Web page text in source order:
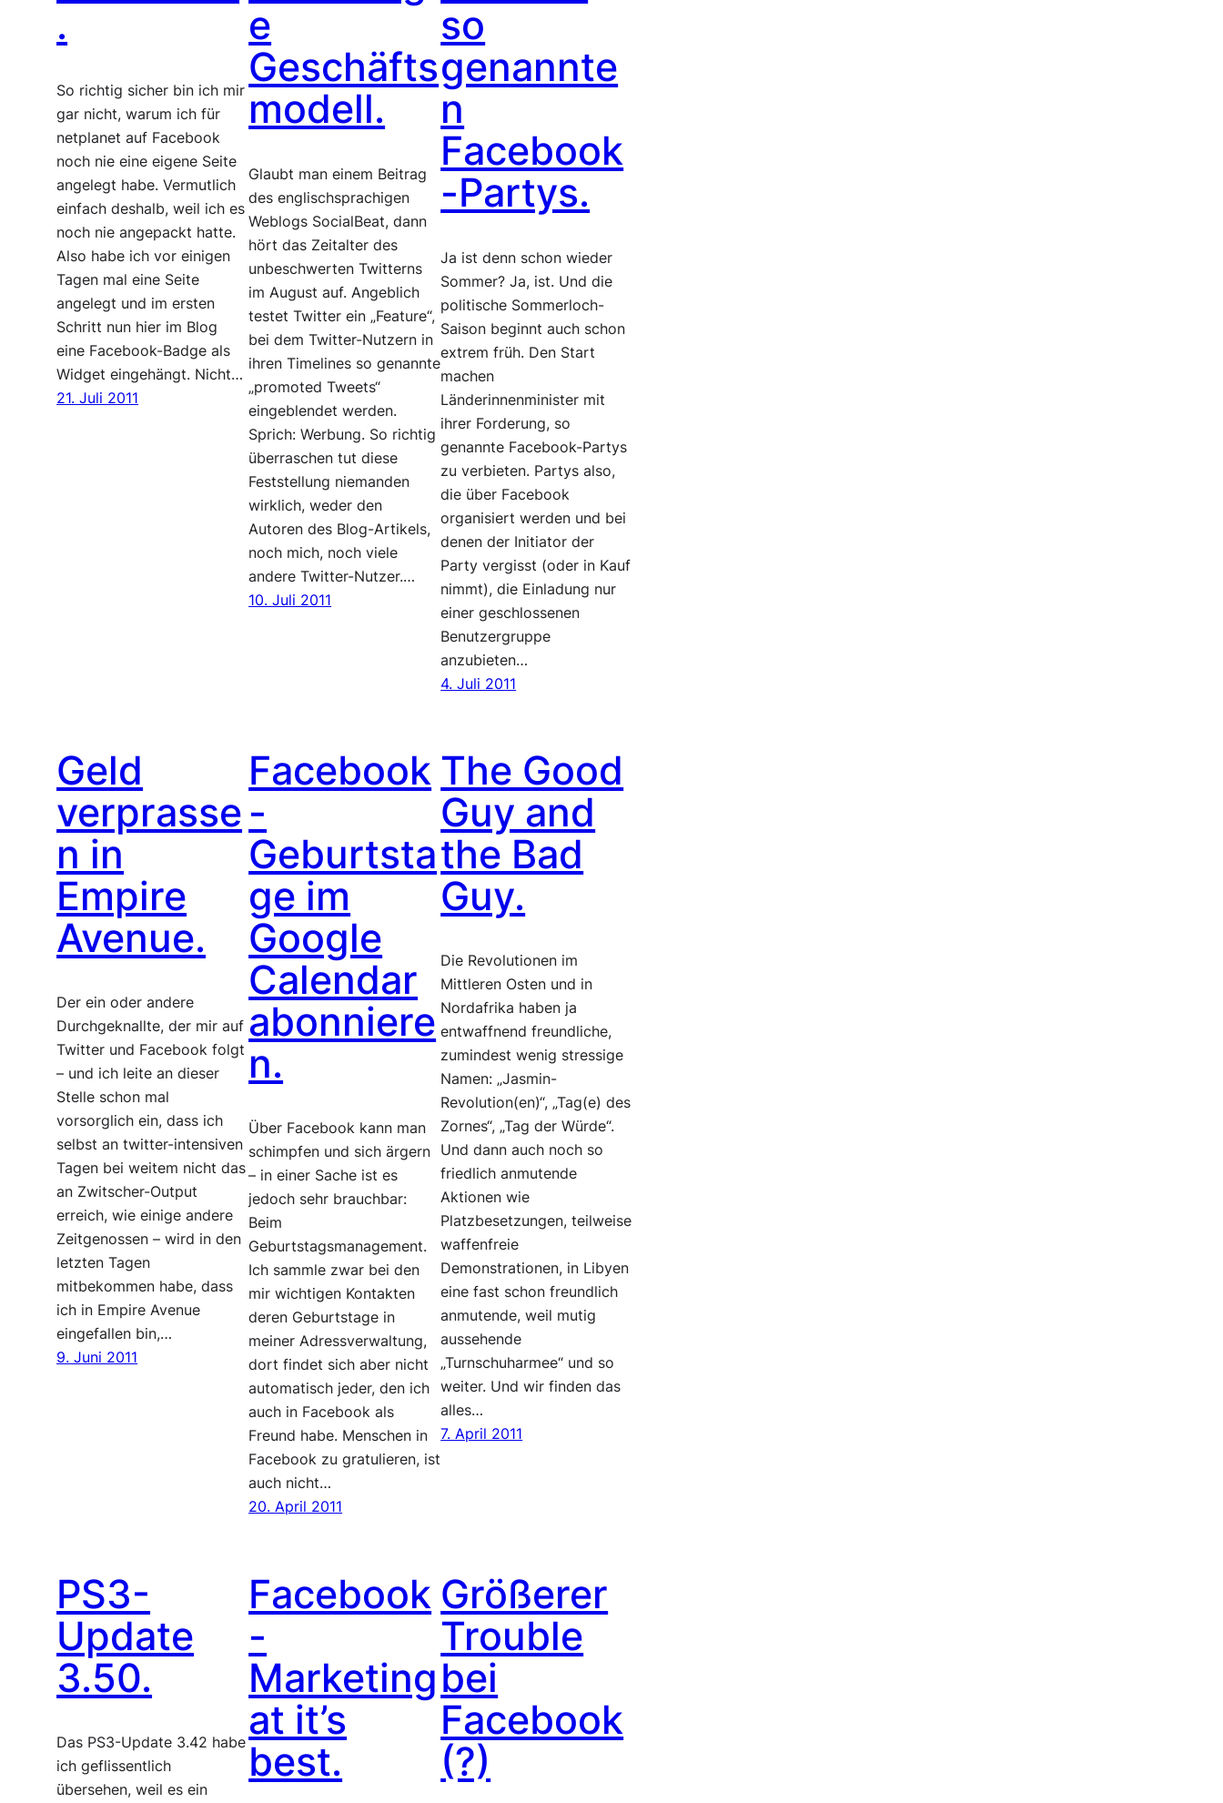
.
So richtig sicher bin ich mir
gar nicht, warum ich für
netplanet auf Facebook
noch nie eine eigene Seite
angelegt habe. Vermutlich
einfach deshalb, weil ich es
noch nie angepackt hatte.
Also habe ich vor einigen
Tagen mal eine Seite
angelegt und im ersten
Schritt nun hier im Blog
eine Facebook-Badge als
Widget eingehängt. Nicht…
21. Juli 2011
e
Geschäfts
modell.
Glaubt man einem Beitrag
des englischsprachigen
Weblogs SocialBeat, dann
hört das Zeitalter des
unbeschwerten Twitterns
im August auf. Angeblich
testet Twitter ein „Feature“,
bei dem Twitter-Nutzern in
ihren Timelines so genannte
„promoted Tweets“
eingeblendet werden.
Sprich: Werbung. So richtig
überraschen tut diese
Feststellung niemanden
wirklich, weder den
Autoren des Blog-Artikels,
noch mich, noch viele
andere Twitter-Nutzer.…
10. Juli 2011
so
genannte
n
Facebook
-Partys.
Ja ist denn schon wieder
Sommer? Ja, ist. Und die
politische Sommerloch-
Saison beginnt auch schon
extrem früh. Den Start
machen
Länderinnenminister mit
ihrer Forderung, so
genannte Facebook-Partys
zu verbieten. Partys also,
die über Facebook
organisiert werden und bei
denen der Initiator der
Party vergisst (oder in Kauf
nimmt), die Einladung nur
einer geschlossenen
Benutzergruppe
anzubieten…
4. Juli 2011
Geld
verprasse
n in
Empire
Avenue.
Der ein oder andere
Durchgeknallte, der mir auf
Twitter und Facebook folgt
– und ich leite an dieser
Stelle schon mal
vorsorglich ein, dass ich
selbst an twitter-intensiven
Tagen bei weitem nicht das
an Zwitscher-Output
erreich, wie einige andere
Zeitgenossen – wird in den
letzten Tagen
mitbekommen habe, dass
ich in Empire Avenue
eingefallen bin,…
9. Juni 2011
Facebook
-
Geburtsta
ge im
Google
Calendar
abonniere
n.
Über Facebook kann man
schimpfen und sich ärgern
– in einer Sache ist es
jedoch sehr brauchbar:
Beim
Geburtstagsmanagement.
Ich sammle zwar bei den
mir wichtigen Kontakten
deren Geburtstage in
meiner Adressverwaltung,
dort findet sich aber nicht
automatisch jeder, den ich
auch in Facebook als
Freund habe. Menschen in
Facebook zu gratulieren, ist
auch nicht…
20. April 2011
The Good
Guy and
the Bad
Guy.
Die Revolutionen im
Mittleren Osten und in
Nordafrika haben ja
entwaffnend freundliche,
zumindest wenig stressige
Namen: „Jasmin-
Revolution(en)“, „Tag(e) des
Zornes“, „Tag der Würde“.
Und dann auch noch so
friedlich anmutende
Aktionen wie
Platzbesetzungen, teilweise
waffenfreie
Demonstrationen, in Libyen
eine fast schon freundlich
anmutende, weil mutig
aussehende
„Turnschuharmee“ und so
weiter. Und wir finden das
alles…
7. April 2011
PS3-
Update
3.50.
Das PS3-Update 3.42 habe
ich geflissentlich
übersehen, weil es ein
Facebook
-
Marketing
at it’s
best.
Größerer
Trouble
bei
Facebook
(?)